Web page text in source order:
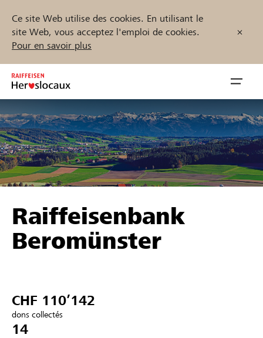
Ce site Web utilise des cookies. En utilisant le
site Web, vous acceptez l'emploi de cookies.
Pour en savoir plus
Inhalt
springen
öffnen
Parrainer
Soutien & assistance
Trouvez des projets et des organisations
Démarrez maintenant
Raiffeisenbank
Beromünster
CHF 110’142
dons collectés
14